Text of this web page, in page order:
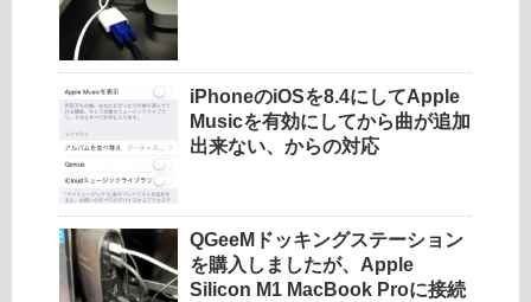
iPhoneのiOSを8.4にしてApple
Musicを有効にしてから曲が追加
出来ない、からの対応
QGeeMドッキングステーション
を購入しましたが、Apple
Silicon M1 MacBook Proに接続